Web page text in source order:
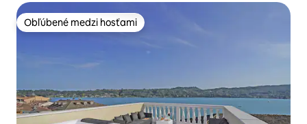
Obľúbené medzi hosťami
Obľúbené medzi hosťami